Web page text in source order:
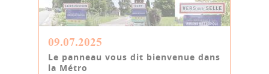
09.07.2025
Le panneau vous dit bienvenue dans
la Métro